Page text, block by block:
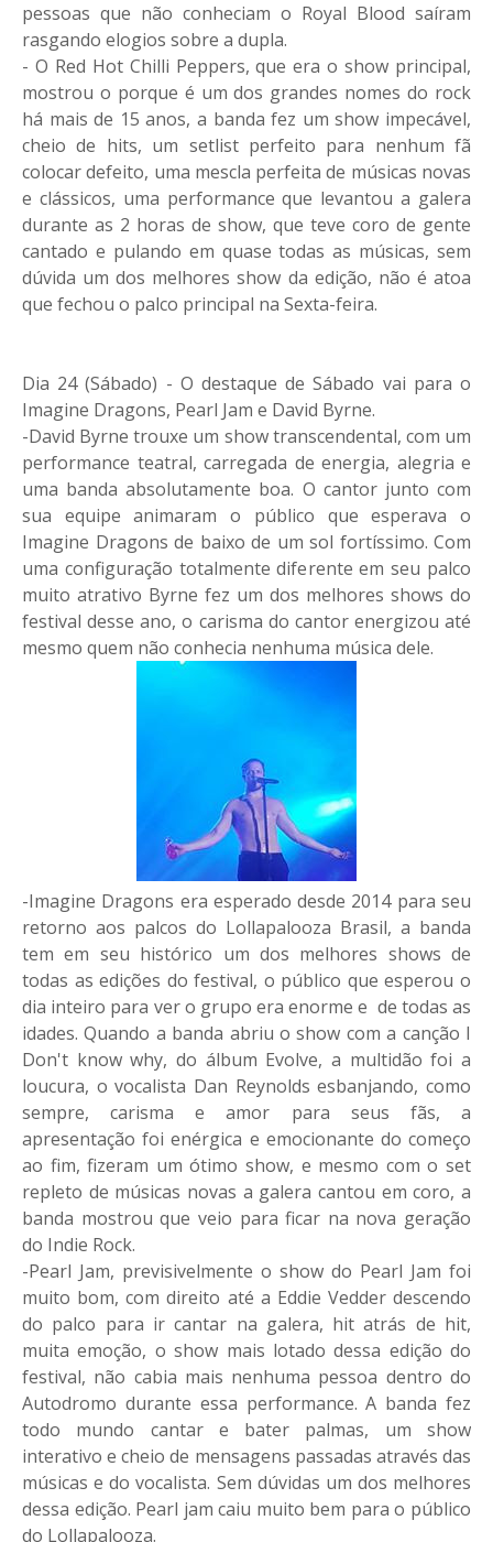
pessoas que não conheciam o Royal Blood saíram
rasgando elogios sobre a dupla.
- O Red Hot Chilli Peppers, que era o show principal,
mostrou o porque é um dos grandes nomes do rock
há mais de 15 anos, a banda fez um show impecável,
cheio de hits, um setlist perfeito para nenhum fã
colocar defeito, uma mescla perfeita de músicas novas
e clássicos, uma performance que levantou a galera
durante as 2 horas de show, que teve coro de gente
cantado e pulando em quase todas as músicas, sem
dúvida um dos melhores show da edição, não é atoa
que fechou o palco principal na Sexta-feira.
Dia 24 (Sábado) - O destaque de Sábado vai para o
Imagine Dragons, Pearl Jam e David Byrne.
-David Byrne trouxe um show transcendental, com um
performance teatral, carregada de energia, alegria e
uma banda absolutamente boa. O cantor junto com
sua equipe animaram o público que esperava o
Imagine Dragons de baixo de um sol fortíssimo. Com
uma configuração totalmente diferente em seu palco
muito atrativo Byrne fez um dos melhores shows do
festival desse ano, o carisma do cantor energizou até
mesmo quem não conhecia nenhuma música dele.
-Imagine Dragons era esperado desde 2014 para seu
retorno aos palcos do Lollapalooza Brasil, a banda
tem em seu histórico um dos melhores shows de
todas as edições do festival, o público que esperou o
dia inteiro para ver o grupo era enorme e de todas as
idades. Quando a banda abriu o show com a canção I
Don't know why, do álbum Evolve, a multidão foi a
loucura, o vocalista Dan Reynolds esbanjando, como
sempre, carisma e amor para seus fãs, a
apresentação foi enérgica e emocionante do começo
ao fim, fizeram um ótimo show, e mesmo com o set
repleto de músicas novas a galera cantou em coro, a
banda mostrou que veio para ficar na nova geração
do Indie Rock.
-Pearl Jam, previsivelmente o show do Pearl Jam foi
muito bom, com direito até a Eddie Vedder descendo
do palco para ir cantar na galera, hit atrás de hit,
muita emoção, o show mais lotado dessa edição do
festival, não cabia mais nenhuma pessoa dentro do
Autodromo durante essa performance. A banda fez
todo mundo cantar e bater palmas, um show
interativo e cheio de mensagens passadas através das
músicas e do vocalista. Sem dúvidas um dos melhores
dessa edição. Pearl jam caiu muito bem para o público
do Lollapalooza.